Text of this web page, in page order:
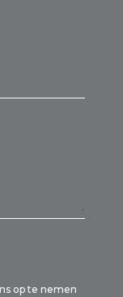
op te nemen